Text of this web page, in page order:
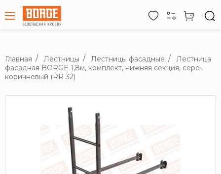
Главная Лестницы Лестницы фасадные
Лестница
фасадная BORGE 1,8м, комплект, нижняя секция, серо-
коричневый (RR 32)